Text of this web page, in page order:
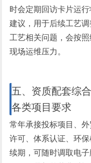
时会定期回访卡片运
建议，用于后续工艺
工艺相关问题，会按
现场运维压力。
五、资质配套综
各类项目要求
常年承接投标项目、
许可、体系认证、环
续期，可随时调取电